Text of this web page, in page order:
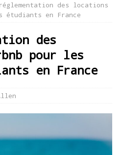
des locations
étudiants en France
des
pour les
en France